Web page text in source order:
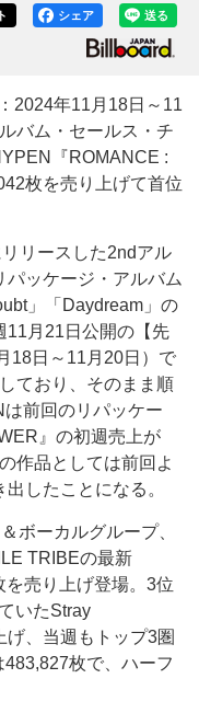
送る
シェア
2024年11月18日～11
バム・セールス・チ
『ROMANCE :
枚を売り上げて首位
リースした2ndアル
ッケージ・アルバム
」「Daydream」の
11月21日公開の【先
18日～11月20日）で
ており、そのまま順
前回のリパッケー
』の初週売上が
作品としては前回よ
したことになる。
ボーカルグループ、
TRIBEの最新
売り上げ登場。3位
いたStray
、当週もトップ3圏
枚で、ハーフ